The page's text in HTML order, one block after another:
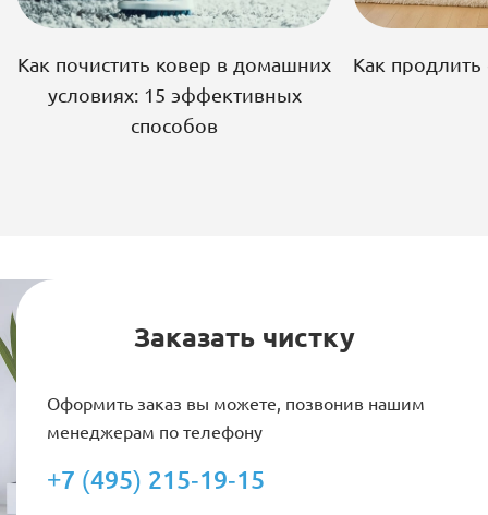
Как почистить ковер в домашних
условиях: 15 эффективных
способов
Как
Заказать чистку
Оформить заказ вы можете, позвонив нашим
менеджерам по телефону
+7 (495) 215-19-15